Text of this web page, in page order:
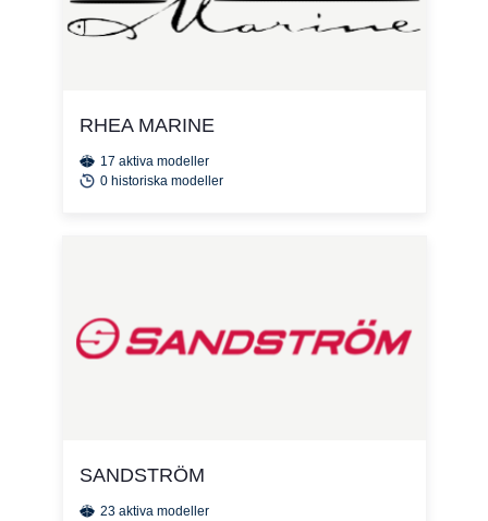
RHEA MARINE
17 aktiva modeller
0 historiska modeller
SANDSTRÖM
23 aktiva modeller